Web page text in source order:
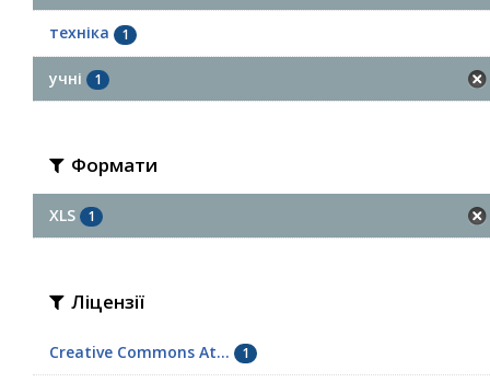
техніка 1
учні 1
Формати
XLS 1
Ліцензії
Creative Commons At... 1